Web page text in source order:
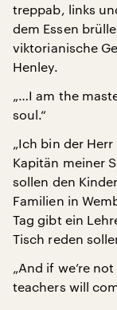
treppab, links
dem Essen
viktorianische
Henley.
„…I am the
soul.“
„Ich bin der
Kapitän meiner
sollen den
Familien in
Tag gibt ein
Tisch reden
„And if we’re
teachers will